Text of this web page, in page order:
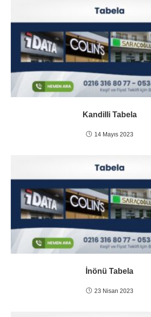
Kandilli Tabela
14 Mayıs 2023
İnönü Tabela
23 Nisan 2023